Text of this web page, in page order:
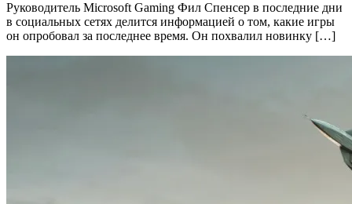
Руководитель Microsoft Gaming Фил Спенсер в последние дни
в социальных сетях делится информацией о том, какие игры
он опробовал за последнее время. Он похвалил новинку […]